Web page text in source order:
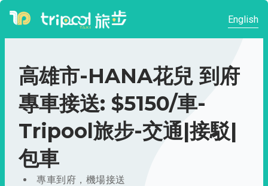
English
高雄市-HANA花兒 到府
專車接送: $5150/車-
Tripool旅步-交通|接駁|
包車
專車到府，機場接送